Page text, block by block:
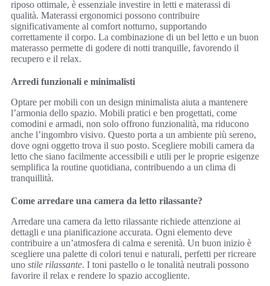
riposo ottimale, è essenziale investire in letti e materassi di
qualità. Materassi ergonomici possono contribuire
significativamente al comfort notturno, supportando
correttamente il corpo. La combinazione di un bel letto e un buon
materasso permette di godere di notti tranquille, favorendo il
recupero e il relax.
Arredi funzionali e minimalisti
Optare per mobili con un design minimalista aiuta a mantenere
l’armonia dello spazio. Mobili pratici e ben progettati, come
comodini e armadi, non solo offrono funzionalità, ma riducono
anche l’ingombro visivo. Questo porta a un ambiente più sereno,
dove ogni oggetto trova il suo posto. Scegliere mobili camera da
letto che siano facilmente accessibili e utili per le proprie esigenze
semplifica la routine quotidiana, contribuendo a un clima di
tranquillità.
Come arredare una camera da letto rilassante?
Arredare una camera da letto rilassante richiede attenzione ai
dettagli e una pianificazione accurata. Ogni elemento deve
contribuire a un’atmosfera di calma e serenità. Un buon inizio è
scegliere una palette di colori tenui e naturali, perfetti per ricreare
uno stile rilassante. I toni pastello o le tonalità neutrali possono
favorire il relax e rendere lo spazio accogliente.